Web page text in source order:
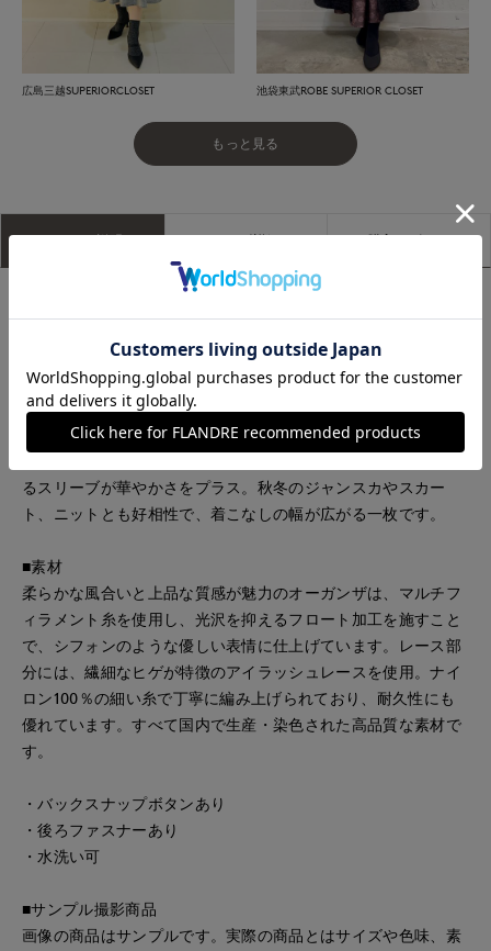
広島三越SUPERIORCLOSET 池袋東武ROBE SUPERIOR CLOSET
もっと見る
アイテム説明 サイズ詳細 購入レビュー
た、透け感のあるブラウス。程よい高さのハイネックと、胸元
から腕にかけてあしらわれたレースが印象的なデザインです。
裏地にはソフトなオーガンジーを重ね、肌あたりがやさしく、
レースとオーガンジーが溶け合うようなフロスティな質感が上
るスリーブが華やかさをプラス。秋冬のジャンスカやスカー
ト、ニットとも好相性で、着こなしの幅が広がる一枚です。
■素材
柔らかな風合いと上品な質感が魅力のオーガンザは、マルチフ
ィラメント糸を使用し、光沢を抑えるフロート加工を施すこと
で、シフォンのような優しい表情に仕上げています。レース部
分には、繊細なヒゲが特徴のアイラッシュレースを使用。ナイ
ロン100％の細い糸で丁寧に編み上げられており、耐久性にも
優れています。すべて国内で生産・染色された高品質な素材で
す。
・バックスナップボタンあり
・後ろファスナーあり
・水洗い可
■サンプル撮影商品
画像の商品はサンプルです。実際の商品とはサイズや色味、素